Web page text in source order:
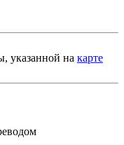
указанной на карте